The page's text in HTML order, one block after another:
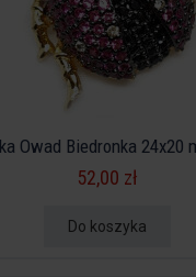
Owad Biedronka 24x20
52,00 zł
Do koszyka